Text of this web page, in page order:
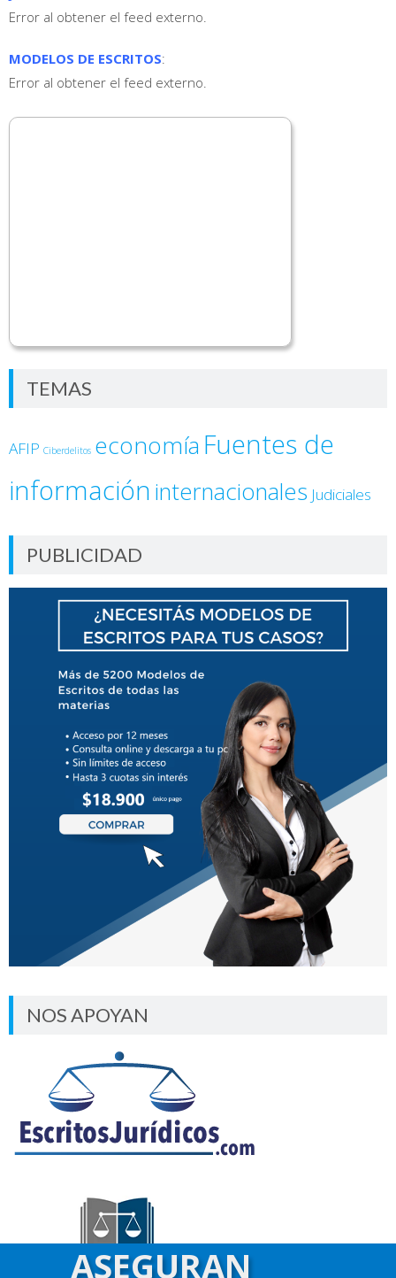
Error al obtener el feed externo.
MODELOS DE ESCRITOS:
Error al obtener el feed externo.
TEMAS
AFIP Ciberdelitos economía Fuentes de
información internacionales Judiciales
PUBLICIDAD
NOS APOYAN
ASEGURAN